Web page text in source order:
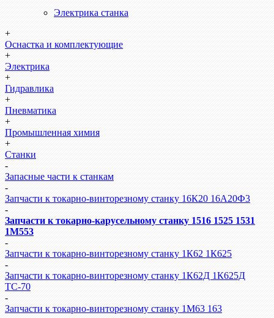
Электрика станка
+
Оснастка и комплектующие
+
Электрика
+
Гидравлика
+
Пневматика
+
Промышленная химия
+
Станки
-
Запасные части к станкам
-
Запчасти к токарно-винторезному станку 16К20 16А20Ф3
-
Запчасти к токарно-карусельному станку 1516 1525 1531
1М553
-
Запчасти к токарно-винторезному станку 1К62 1К625
-
Запчасти к токарно-винторезному станку 1К62Д 1К625Д
ТС-70
-
Запчасти к токарно-винторезному станку 1М63 163